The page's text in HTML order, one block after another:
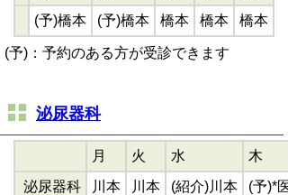
(予)橋本
(予)橋本 橋本 橋本 橋本
(予)：予約のある方が受診できます
泌尿器科
月 火 水
木
泌尿器科
川本 川本 (紹介)川本 (予)*